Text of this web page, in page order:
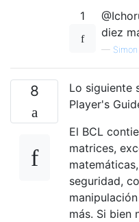
1
diez
—
8
Lo siguiente
Player's
El BCL
matrices,
seguridad,
más. Si bien